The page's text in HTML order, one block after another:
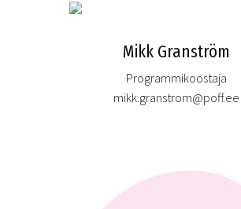
Mikk Granström
Programmikoostaja
mikk.granstrom@poff.ee